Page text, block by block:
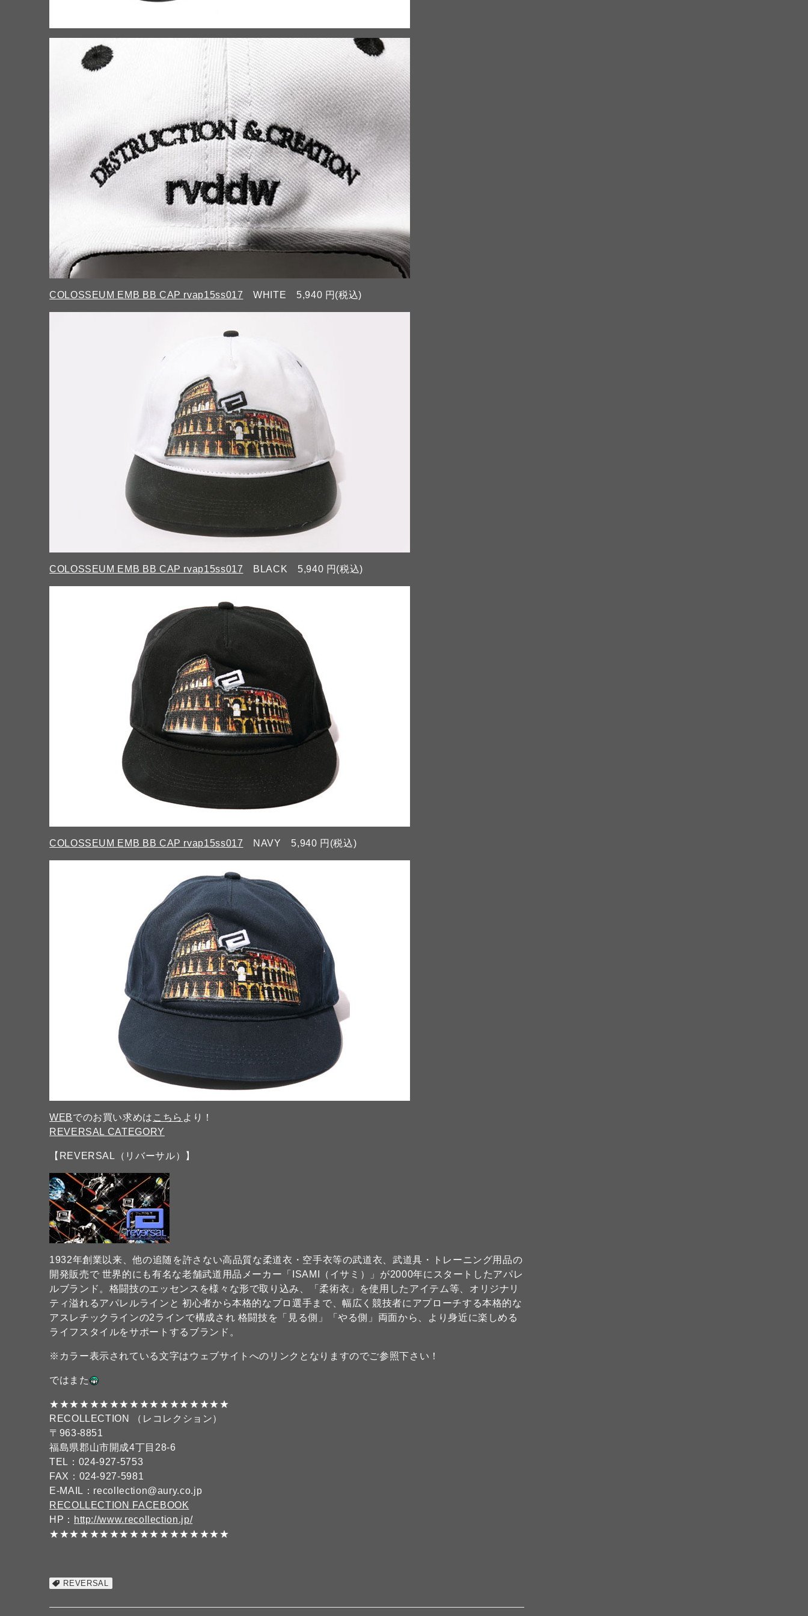
COLOSSEUM EMB BB CAP rvap15ss017 WHITE 5,940 円(税込)
COLOSSEUM EMB BB CAP rvap15ss017 BLACK 5,940 円(税込)
COLOSSEUM EMB BB CAP rvap15ss017 NAVY 5,940 円(税込)
WEBでのお買い求めは こちら より！
REVERSAL CATEGORY
【REVERSAL（リバーサル）】
1932年創業以来、他の追随を許さない高品質な柔道衣・空手衣等の武道衣、武道具・トレーニング用品の
開発販売で 世界的にも有名な老舗武道用品メーカー「ISAMI（イサミ）」が2000年にスタートしたアパレ
ルブランド。格闘技のエッセンスを様々な形で取り込み、「柔術衣」を使用したアイテム等、オリジナリ
ティ溢れるアパレルラインと 初心者から本格的なプロ選手まで、幅広く競技者にアプローチする本格的な
アスレチックラインの2ラインで構成され 格闘技を「見る側」「やる側」両面から、より身近に楽しめる
ライフスタイルをサポートするブランド。
※カラー表示されている文字はウェブサイトへのリンクとなりますのでご参照下さい！
ではまた
★★★★★★★★★★★★★★★★★★
RECOLLECTION （レコレクション）
〒963-8851
福島県郡山市開成4丁目28-6
TEL：024-927-5753
FAX：024-927-5981
E-MAIL：recollection@aury.co.jp
RECOLLECTION FACEBOOK
HP： http://www.recollection.jp/
★★★★★★★★★★★★★★★★★★
REVERSAL